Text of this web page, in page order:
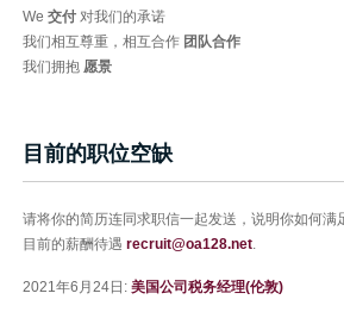
We 交付对我们的承诺
我们相互尊重，相互合作 团队合作
我们拥抱 愿景
目前的职位空缺
请将你的简历连同求职信一起发送，说明你如何满
目前的薪酬待遇 recruit@oa128.net.
2021年6月24日: 美国公司税务经理(伦敦)